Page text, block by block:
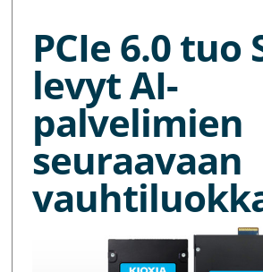
PCIe 6.0 tuo
levyt AI-
palvelimien
seuraavaan